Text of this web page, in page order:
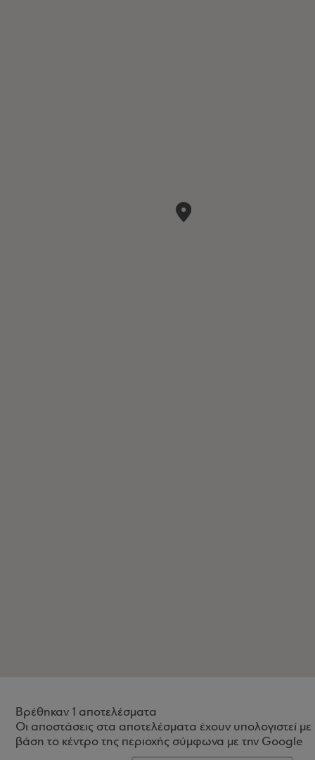
Βρέθηκαν 1 αποτελέσματα
Οι αποστάσεις στα αποτελέσματα έχουν υπολογιστεί με
βάση το κέντρο της περιοχής σύμφωνα με την Google